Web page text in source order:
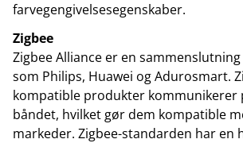
farvegengivelsesegenskaber.
Zigbee
Zigbee Alliance er en
som Philips, Huawei og Adurosmart.
kompatible produkter kommunikerer
båndet, hvilket gør dem kompatible
markeder. Zigbee-standarden har en